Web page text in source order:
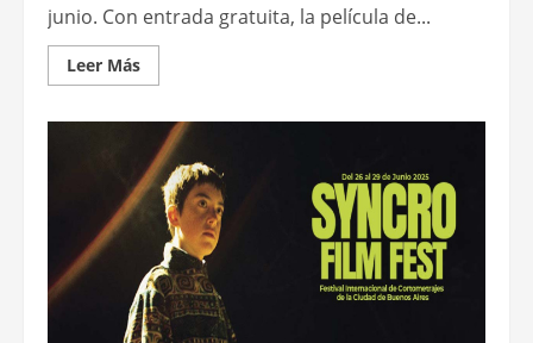
junio. Con entrada gratuita, la película de...
Leer MásLeer
más
Anunciaron
programación
del
8°
Festival
Internacional
Cine
Independiente
de
El
Palomar